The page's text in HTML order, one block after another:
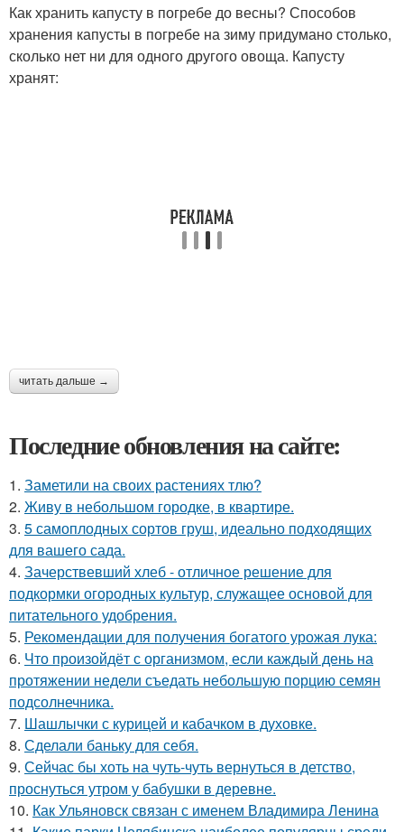
Как хранить капусту в погребе до весны? Способов
хранения капусты в погребе на зиму придумано столько,
сколько нет ни для одного другого овоща. Капусту
хранят:
читать дальше →
Последние обновления на сайте:
1. Заметили на своих растениях тлю?
2. Живу в небольшом городке, в квартире.
3. 5 самоплодных сортов груш, идеально подходящих
для вашего сада.
4. Зачерствевший хлеб - отличное решение для
подкормки огородных культур, служащее основой для
питательного удобрения.
5. Рекомендации для получения богатого урожая лука:
6. Что произойдёт с организмом, если каждый день на
протяжении недели съедать небольшую порцию семян
подсолнечника.
7. Шашлычки с курицей и кабачком в духовке.
8. Сделали баньку для себя.
9. Сейчас бы хоть на чуть-чуть вернуться в детство,
проснуться утром у бабушки в деревне.
10. Как Ульяновск связан с именем Владимира Ленина